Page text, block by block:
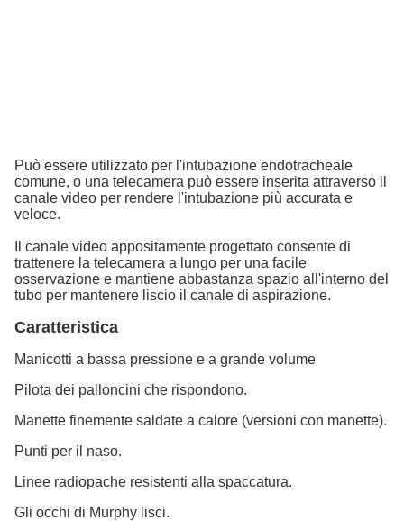
Può essere utilizzato per l'intubazione endotracheale
comune, o una telecamera può essere inserita attraverso il
canale video per rendere l'intubazione più accurata e
veloce.
Il canale video appositamente progettato consente di
trattenere la telecamera a lungo per una facile
osservazione e mantiene abbastanza spazio all'interno del
tubo per mantenere liscio il canale di aspirazione.
Caratteristica
Manicotti a bassa pressione e a grande volume
Pilota dei palloncini che rispondono.
Manette finemente saldate a calore (versioni con manette).
Punti per il naso.
Linee radiopache resistenti alla spaccatura.
Gli occhi di Murphy lisci.